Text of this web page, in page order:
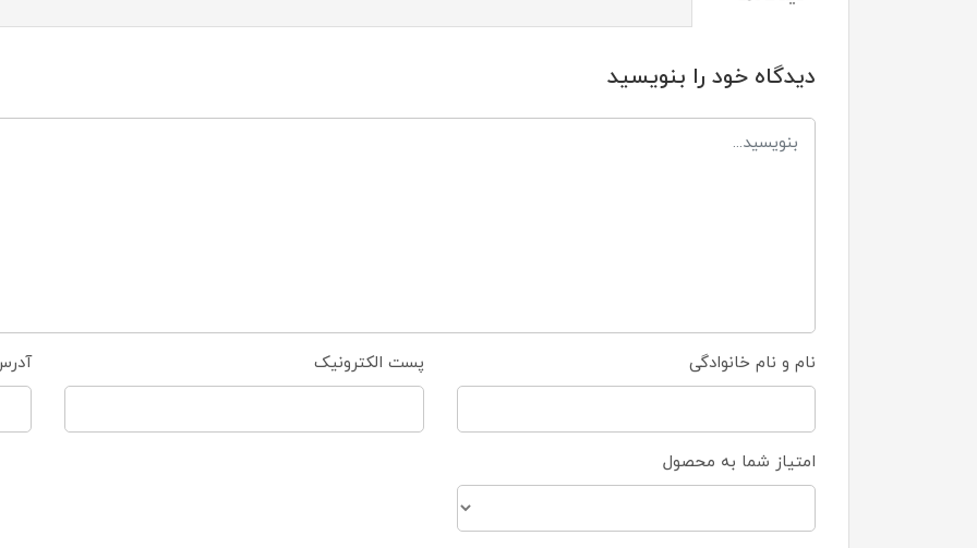
دیدگاه خود را بنویسید
نام و نام خانوادگی پست الکترونیک
امتیاز شما به محصول